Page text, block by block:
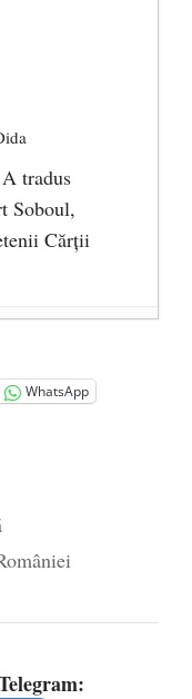
tradus
Soboul,
Cărţii
ca
- 8 octombrie
WhatsApp